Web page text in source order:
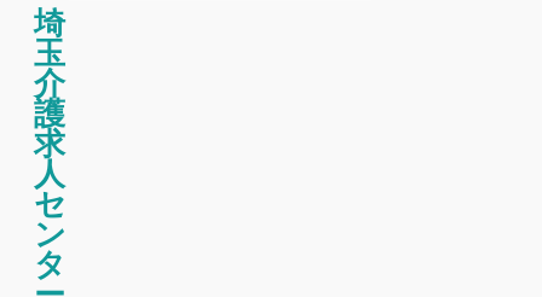
埼
玉
介
護
求
人
セ
ン
タ